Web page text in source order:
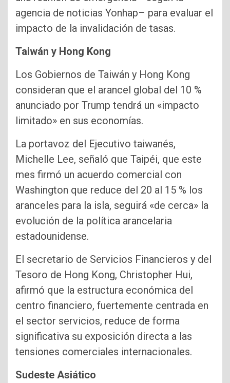
agencia de noticias Yonhap– para evaluar el
impacto de la invalidación de tasas.
Taiwán y Hong Kong
Los Gobiernos de Taiwán y Hong Kong
consideran que el arancel global del 10 %
anunciado por Trump tendrá un «impacto
limitado» en sus economías.
La portavoz del Ejecutivo taiwanés,
Michelle Lee, señaló que Taipéi, que este
mes firmó un acuerdo comercial con
Washington que reduce del 20 al 15 % los
aranceles para la isla, seguirá «de cerca» la
evolución de la política arancelaria
estadounidense.
El secretario de Servicios Financieros y del
Tesoro de Hong Kong, Christopher Hui,
afirmó que la estructura económica del
centro financiero, fuertemente centrada en
el sector servicios, reduce de forma
significativa su exposición directa a las
tensiones comerciales internacionales.
Sudeste Asiático